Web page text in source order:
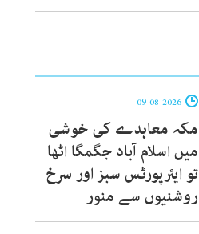
مکہ معاہدے کی خوشی
میں اسلام آباد جگمگا اٹھا
تو ایئرپورٹس سبز اور سرخ
روشنیوں سے منور